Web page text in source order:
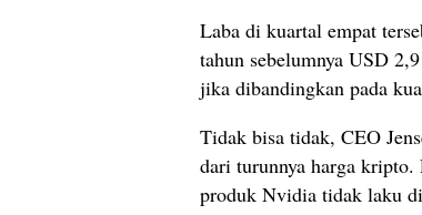
Laba di kuartal empat
tahun sebelumnya USD
jika dibandingkan pada
Tidak bisa tidak, CEO
dari turunnya harga kripto.
produk Nvidia tidak laku